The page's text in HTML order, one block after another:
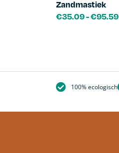
Zandmastiek
€35.09-€95.59
100% ecologisch